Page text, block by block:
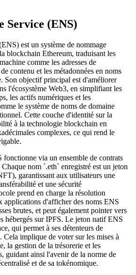
Service (ENS)
est un système de nommage
blockchain Ethereum, traduisant les
comme les adresses de
contenu et les métadonnées en noms
Son objectif principal est d'améliorer
l'écosystème Web3, en simplifiant les
les actifs numériques et les
le système de noms de domaine
Cette couche d'identité sur la
à la technologie blockchain en
complexes, ce qui rend le
via un ensemble de contrats
nom `.eth` enregistré est un jeton
garantissant aux utilisateurs une
et une sécurité
prend en charge la résolution
applications d'afficher des noms ENS
brutes, et peut également pointer vers
hébergés sur IPFS. Le jeton natif ENS
qui permet à ses détenteurs de
implique de voter sur les mises à
la gestion de la trésorerie et les
guidant ainsi l'avenir de la norme de
et de sa tokénomique.